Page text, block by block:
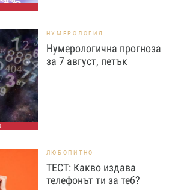
НУМЕРОЛОГИЯ
Нумерологична прогноза
за 7 август, петък
ЛЮБОПИТНО
ТЕСТ: Какво издава
телефонът ти за теб?